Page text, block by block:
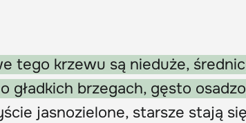
tego krzewu są nieduże,
gładkich brzegach, gęsto
jasnozielone, starsze stają